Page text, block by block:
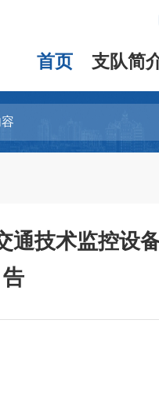
首页 支队简
技术监控设
告